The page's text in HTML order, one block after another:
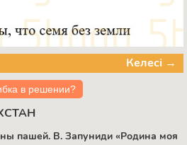
Келесі →
в решении?
пашей. B. Запуниди «Родина моя